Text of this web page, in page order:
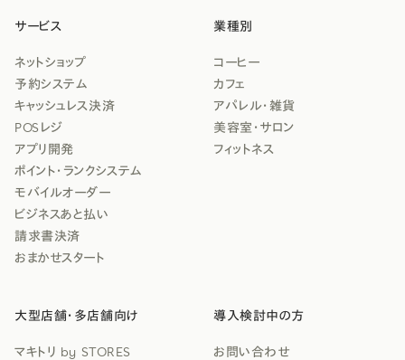
サービス
ネットショップ
予約システム
キャッシュレス決済
POSレジ
アプリ開発
ポイント・ランクシステム
モバイルオーダー
ビジネスあと払い
請求書決済
おまかせスタート
業種別
コーヒー
カフェ
アパレル・雑貨
美容室・サロン
フィットネス
大型店舗・多店舗向け
マキトリ by STORES
導入検討中の方
お問い合わせ